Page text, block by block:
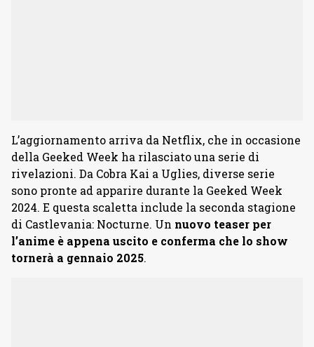
L’aggiornamento arriva da Netflix, che in occasione
della Geeked Week ha rilasciato una serie di
rivelazioni. Da Cobra Kai a Uglies, diverse serie
sono pronte ad apparire durante la Geeked Week
2024. E questa scaletta include la seconda stagione
di Castlevania: Nocturne. Un nuovo teaser per
l’anime è appena uscito e conferma che lo show
tornerà a gennaio 2025.